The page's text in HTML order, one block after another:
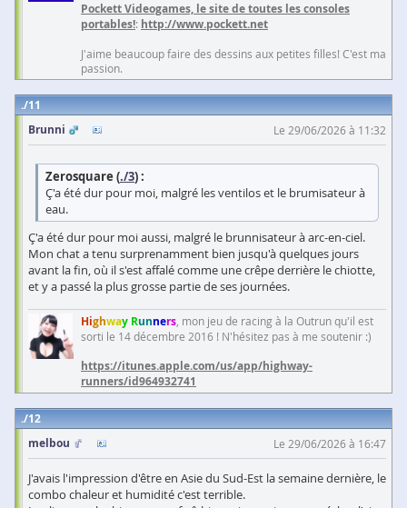
Pockett Videogames, le site de toutes les consoles
portables!: http://www.pockett.net
J'aime beaucoup faire des dessins aux petites filles! C'est ma
passion.
11
Brunni
Le 29/06/2026 à 11:32
Zerosquare (./3) :
Ç'a été dur pour moi, malgré les ventilos et le brumisateur à
eau.
Ç'a été dur pour moi aussi, malgré le brunnisateur à arc-en-ciel.
Mon chat a tenu surprenamment bien jusqu'à quelques jours
avant la fin, où il s'est affalé comme une crêpe derrière le chiotte,
et y a passé la plus grosse partie de ses journées.
Highway Runners, mon jeu de racing à la Outrun qu'il est
sorti le 14 décembre 2016 ! N'hésitez pas à me soutenir :)
https://itunes.apple.com/us/app/highway-
runners/id964932741
12
melbou
Le 29/06/2026 à 16:47
J'avais l'impression d'être en Asie du Sud-Est la semaine dernière, le
combo chaleur et humidité c'est terrible.